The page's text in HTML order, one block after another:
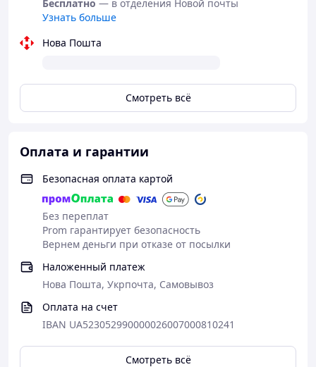
Бесплатно — в отделения Новой почты
Узнать больше
Нова Пошта
Смотреть всё
Оплата и гарантии
Безопасная оплата картой
Без переплат
Prom гарантирует безопасность
Вернем деньги при отказе от посылки
Наложенный платеж
Нова Пошта, Укрпочта, Самовывоз
Оплата на счет
IBAN UA523052990000026007000810241
Смотреть всё